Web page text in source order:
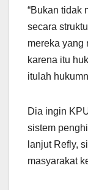
“Bukan tidak
secara
mereka yang
karena itu
itulah
Dia ingin
sistem
lanjut Refly,
masyarakat